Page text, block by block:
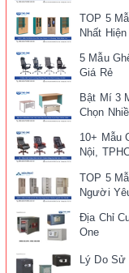
TOP 5
Nhất
5 Mẫu
Giá Rẻ
Bật Mí 3
Chọn
10+ Mẫu
Nội,
TOP 5
Người
Địa Chỉ
One
Lý Do